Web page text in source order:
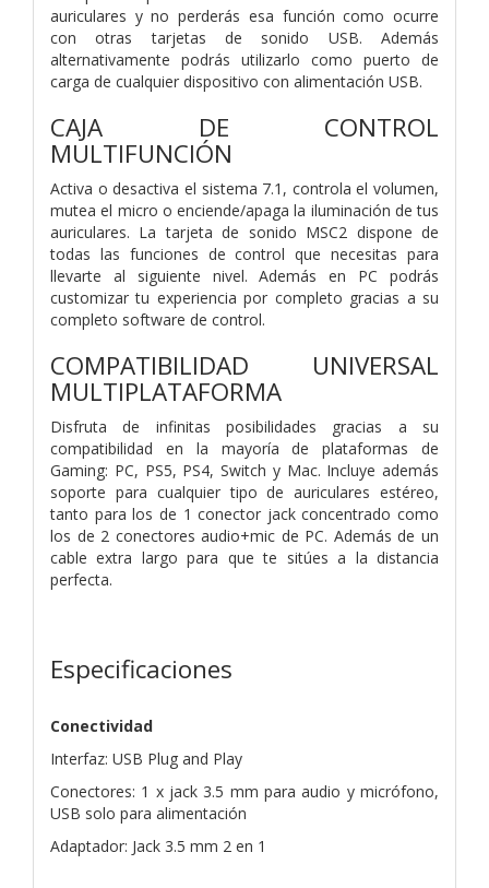
auriculares y no perderás esa función como ocurre
con otras tarjetas de sonido USB. Además
alternativamente podrás utilizarlo como puerto de
carga de cualquier dispositivo con alimentación USB.
CAJA DE CONTROL
MULTIFUNCIÓN
Activa o desactiva el sistema 7.1, controla el volumen,
mutea el micro o enciende/apaga la iluminación de tus
auriculares. La tarjeta de sonido MSC2 dispone de
todas las funciones de control que necesitas para
llevarte al siguiente nivel. Además en PC podrás
customizar tu experiencia por completo gracias a su
completo software de control.
COMPATIBILIDAD UNIVERSAL
MULTIPLATAFORMA
Disfruta de infinitas posibilidades gracias a su
compatibilidad en la mayoría de plataformas de
Gaming: PC, PS5, PS4, Switch y Mac. Incluye además
soporte para cualquier tipo de auriculares estéreo,
tanto para los de 1 conector jack concentrado como
los de 2 conectores audio+mic de PC. Además de un
cable extra largo para que te sitúes a la distancia
perfecta.
Especificaciones
Conectividad
Interfaz: USB Plug and Play
Conectores: 1 x jack 3.5 mm para audio y micrófono,
USB solo para alimentación
Adaptador: Jack 3.5 mm 2 en 1